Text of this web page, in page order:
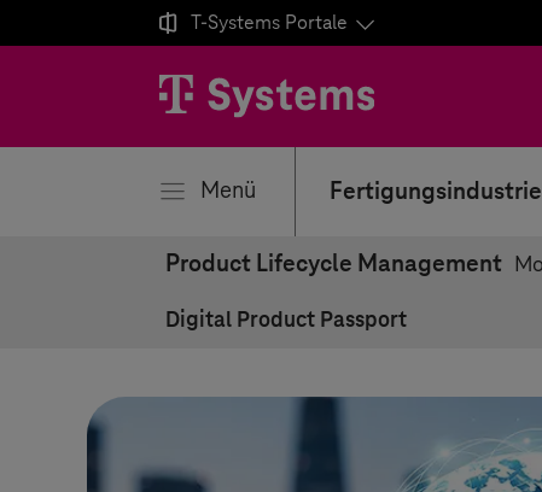
 T-Systems Portale
Menü Fertigungsindustrie
Product Lifecycle Management
Digital Product Passport